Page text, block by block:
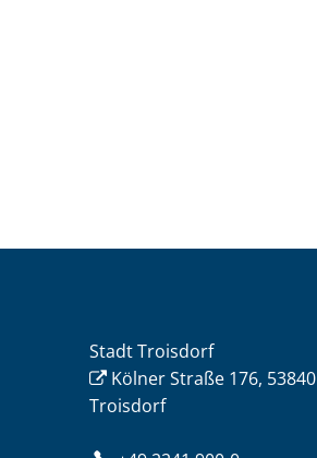
Stadt Troisdorf
Kölner Straße 176, 53840
Troisdorf